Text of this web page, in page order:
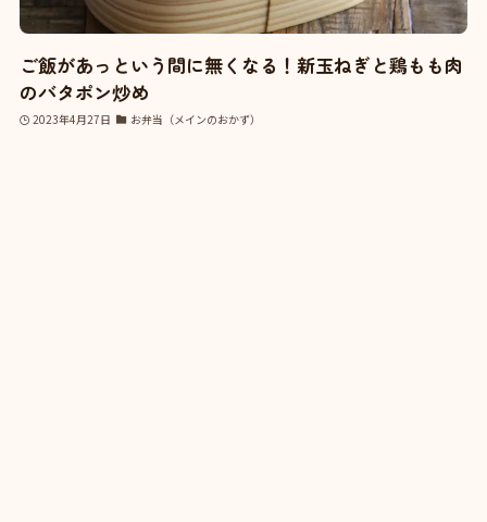
ご飯があっという間に無くなる！新玉ねぎと鶏もも肉
のバタポン炒め
2023年4月27日 お弁当（メインのおかず）